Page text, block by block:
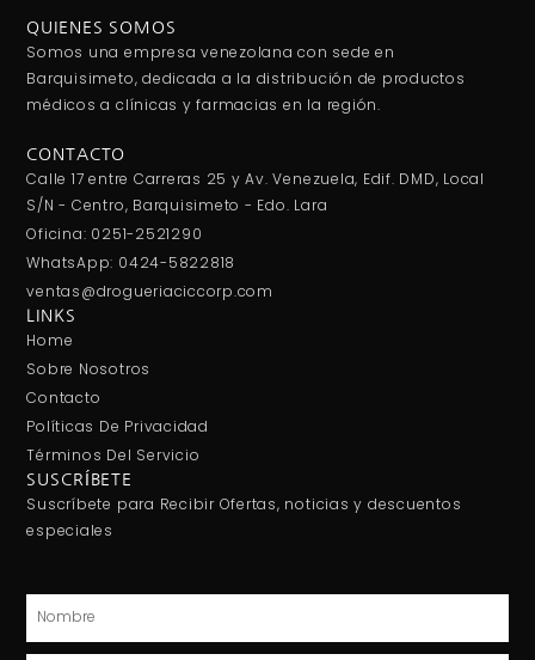
QUIENES SOMOS
Somos una empresa venezolana con sede en
Barquisimeto, dedicada a la distribución de productos
médicos a clínicas y farmacias en la región.
CONTACTO
Calle 17 entre Carreras 25 y Av. Venezuela, Edif. DMD, Local
S/N - Centro, Barquisimeto - Edo. Lara
Oficina: 0251-2521290
WhatsApp: 0424-5822818
ventas@drogueriaciccorp.com
LINKS
Home
Sobre Nosotros
Contacto
Políticas De Privacidad
Términos Del Servicio
SUSCRÍBETE
Suscríbete para Recibir Ofertas, noticias y descuentos
especiales
Nombre